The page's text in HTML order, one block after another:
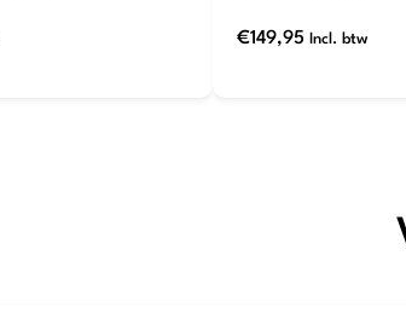
€149,95 Incl. btw